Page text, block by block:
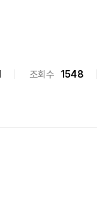
조회수 1548